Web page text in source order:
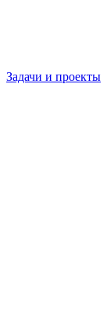
Задачи и проекты